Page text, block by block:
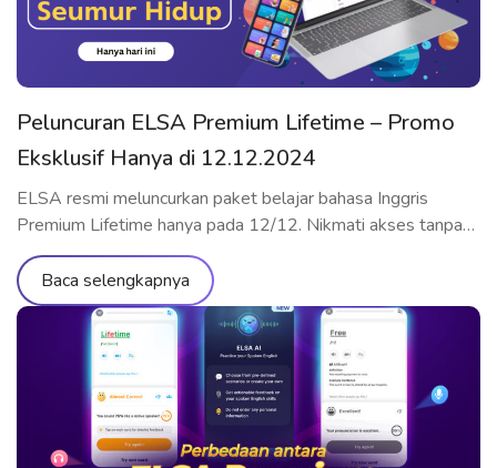
Peluncuran ELSA Premium Lifetime – Promo
Eksklusif Hanya di 12.12.2024
ELSA resmi meluncurkan paket belajar bahasa Inggris
Premium Lifetime hanya pada 12/12. Nikmati akses tanpa
batas ke ribuan materi pembelajaran, tingkatkan pelafalan
dan kemampuan komunikasi dengan standar internasional,
semuanya dengan biaya yang super hemat. Daftar sekarang
untuk mendapatkan promo spesial ini! Keunggulan ELSA
Premium Lifetime Sebagai bentuk apresiasi kepada
pengguna setia, ELSA membuka penjualan paket […]
Baca selengkapnya